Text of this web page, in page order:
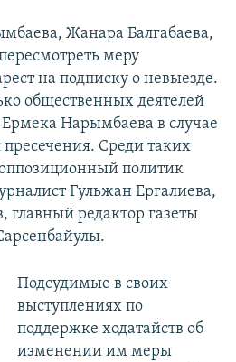
Жанара Балгабаева,
меру
на подписку о невыезде.
общественных деятелей
Ермека Нарымбаева в случае
Среди таких
политик
Гульжан Ергалиева,
главный редактор газеты
Подсудимые в своих
выступлениях по
поддержке ходатайств об
изменении им меры